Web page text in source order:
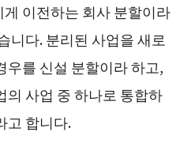
이전하는 회사 분할이라
니다. 분리된 사업을 새로
우를 신설 분할이라 하고,
의 사업 중 하나로 통합하
고 합니다.